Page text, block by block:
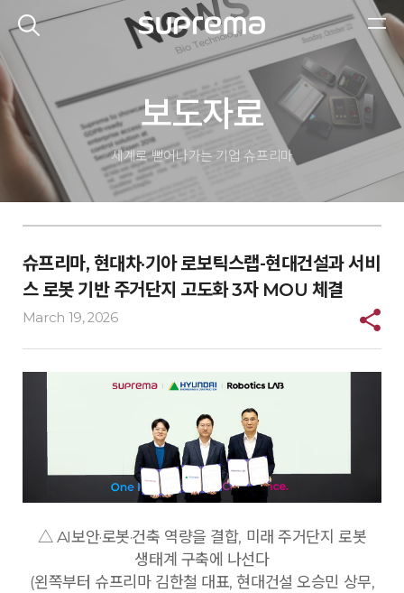
보도자료
세계로 뻗어나가는 기업 슈프리마
슈프리마, 현대차·기아 로보틱스랩-현대건설과 서비
스 로봇 기반 주거단지 고도화 3자 MOU 체결
March 19, 2026
△ AI보안·로봇·건축 역량을 결합, 미래 주거단지 로봇
생태계 구축에 나선다
(왼쪽부터 슈프리마 김한철 대표, 현대건설 오승민 상무,